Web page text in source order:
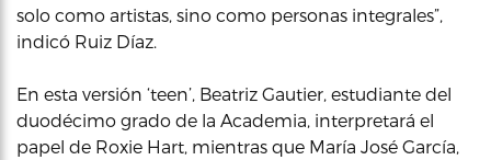
solo como artistas, sino como personas integrales”,
indicó Ruiz Díaz.
En esta versión ‘teen’, Beatriz Gautier, estudiante del
duodécimo grado de la Academia, interpretará el
papel de Roxie Hart, mientras que María José García,